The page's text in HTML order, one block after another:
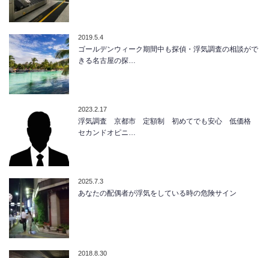
2019.5.4
ゴールデンウィーク期間中も探偵・浮気調査の相談がで
きる名古屋の探…
2023.2.17
浮気調査 京都市 定額制 初めてでも安心 低価格
セカンドオピニ…
2025.7.3
あなたの配偶者が浮気をしている時の危険サイン
2018.8.30